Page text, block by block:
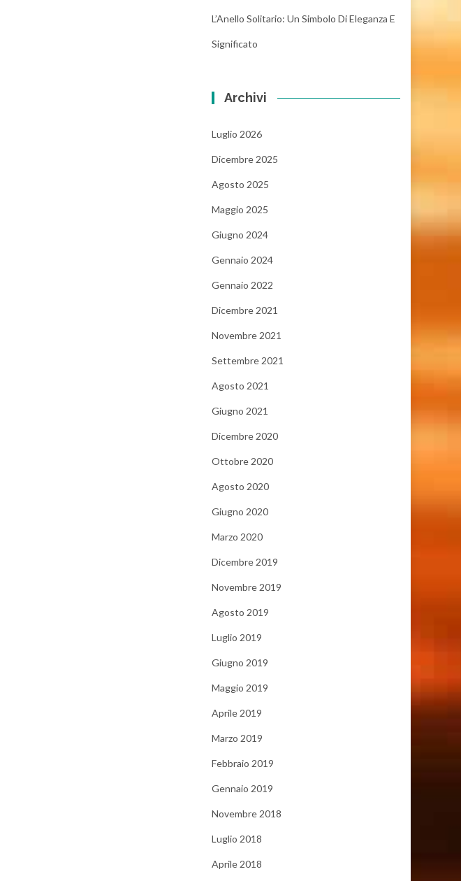
L’Anello Solitario: Un Simbolo Di Eleganza E
Significato
Archivi
Luglio 2026
Dicembre 2025
Agosto 2025
Maggio 2025
Giugno 2024
Gennaio 2024
Gennaio 2022
Dicembre 2021
Novembre 2021
Settembre 2021
Agosto 2021
Giugno 2021
Dicembre 2020
Ottobre 2020
Agosto 2020
Giugno 2020
Marzo 2020
Dicembre 2019
Novembre 2019
Agosto 2019
Luglio 2019
Giugno 2019
Maggio 2019
Aprile 2019
Marzo 2019
Febbraio 2019
Gennaio 2019
Novembre 2018
Luglio 2018
Aprile 2018